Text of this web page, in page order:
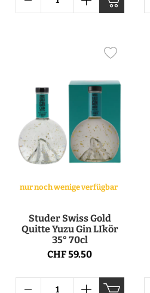
nur noch wenige verfügbar
Studer Swiss Gold
Quitte Yuzu Gin LIkör
35° 70cl
CHF 59.50